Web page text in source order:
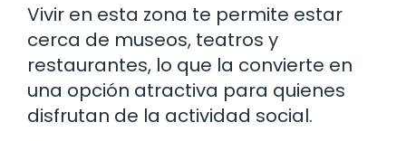
Vivir en esta zona te permite estar
cerca de museos, teatros y
restaurantes, lo que la convierte en
una opción atractiva para quienes
disfrutan de la actividad social.